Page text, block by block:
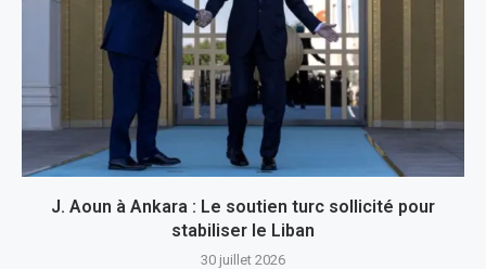
J. Aoun à Ankara : Le soutien turc sollicité pour
stabiliser le Liban
30 juillet 2026